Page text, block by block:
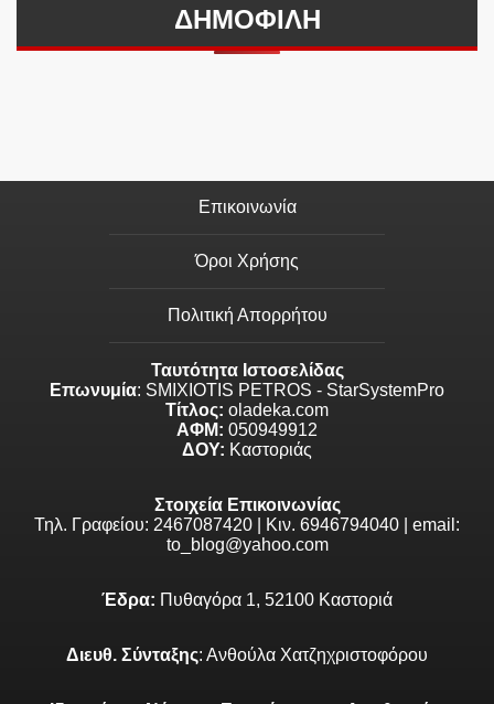
ΔΗΜΟΦΙΛΗ
Επικοινωνία
Όροι Χρήσης
Πολιτική Απορρήτου
Ταυτότητα Ιστοσελίδας
Επωνυμία: SMIXIOTIS PETROS - StarSystemPro
Τίτλος: oladeka.com
ΑΦΜ: 050949912
ΔΟΥ: Καστοριάς
Στοιχεία Επικοινωνίας
Τηλ. Γραφείου: 2467087420 | Κιν. 6946794040 | email:
to_blog@yahoo.com
Έδρα: Πυθαγόρα 1, 52100 Καστοριά
Διευθ. Σύνταξης: Ανθούλα Χατζηχριστοφόρου